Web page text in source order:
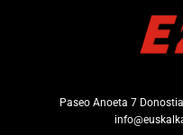
Paseo Anoeta 7